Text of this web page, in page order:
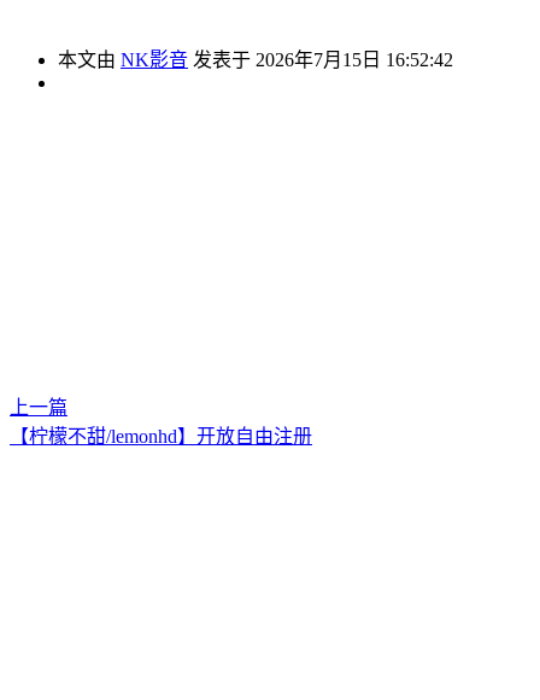
本文由 NK影音 发表于 2026年7月15日 16:52:42
上一篇
【柠檬不甜/lemonhd】开放自由注册